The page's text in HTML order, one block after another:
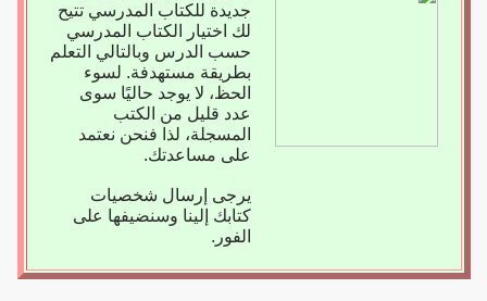
جديدة للكتاب المدرسي تتيح
لك اختيار الكتاب المدرسي
حسب الدرس وبالتالي التعلم
بطريقة مستهدفة. لسوء
الحظ، لا يوجد حاليًا سوى
عدد قليل من الكتب
المسجلة، لذا فنحن نعتمد
على مساعدتك.
يرجى إرسال شخصيات
كتابك إلينا وسنضيفها على
الفور.